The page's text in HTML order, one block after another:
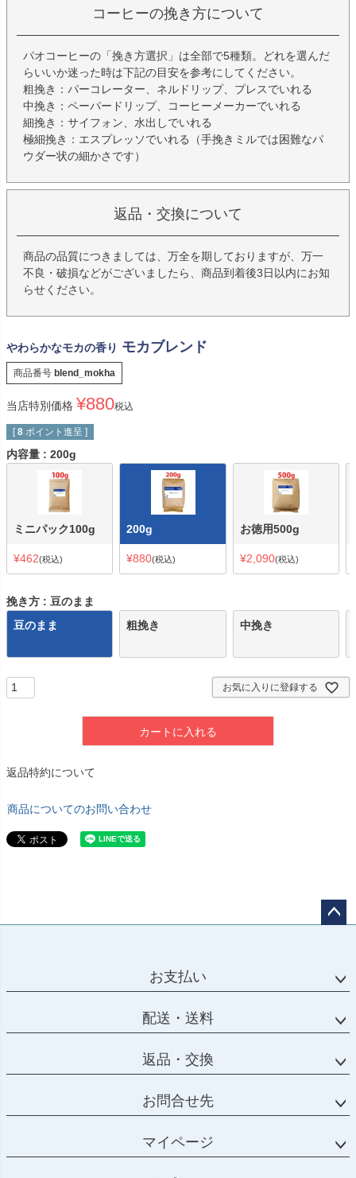
コーヒーの挽き方について
パオコーヒーの「挽き方選択」は全部で5種類。どれを選んだ
らいいか迷った時は下記の目安を参考にしてください。
粗挽き：パーコレーター、ネルドリップ、プレスでいれる
中挽き：ペーパードリップ、コーヒーメーカーでいれる
細挽き：サイフォン、水出しでいれる
極細挽き：エスプレッソでいれる（手挽きミルでは困難なパ
ウダー状の細かさです）
返品・交換について
商品の品質につきましては、万全を期しておりますが、万一
不良・破損などがございましたら、商品到着後3日以内にお知
らせください。
やわらかなモカの香り モカブレンド
商品番号 blend_mokha
当店特別価格 ¥880税込
[ 8 ポイント進呈 ]
内容量 200g
ミニパック100g
¥462 税込
200g
¥880 税込
お徳用500g
¥2,090 税込
挽き方
豆のまま
豆のまま
粗挽き 中挽き
お気に入りに登録する
カートに入れる
返品特約について
商品についてのお問い合わせ
お支払い
配送・送料
返品・交換
お問合せ先
マイページ